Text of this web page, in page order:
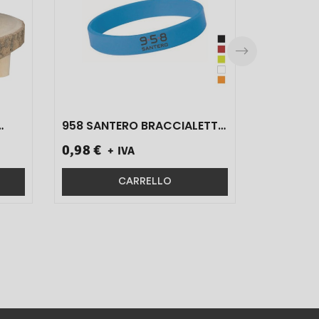
958 SANTERO BRACCIALETTO
MO084 1PZ}
0,98 € + IVA
CARRELLO